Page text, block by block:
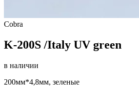
Cobra
K-200S /Italy UV green
в наличии
200мм*4,8мм, зеленые